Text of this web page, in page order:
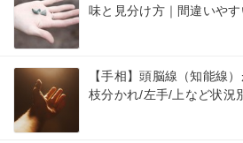
味と見分け方｜間違いや
【手相】頭脳線（知能線
枝分かれ/左手/上など状況